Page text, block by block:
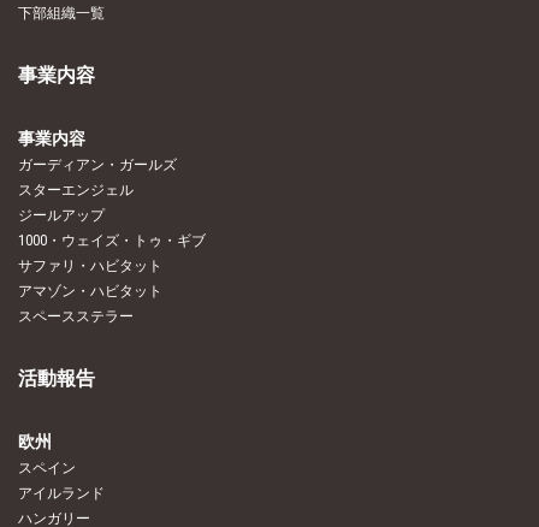
下部組織一覧
事業内容
事業内容
ガーディアン・ガールズ
スターエンジェル
ジールアップ
1000・ウェイズ・トゥ・ギブ
サファリ・ハビタット
アマゾン・ハビタット
スペースステラー
活動報告
欧州
スペイン
アイルランド
ハンガリー